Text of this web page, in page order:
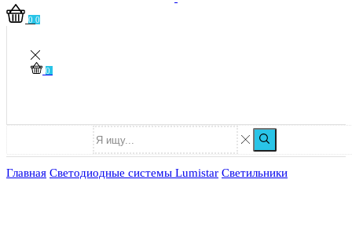
0 0
0
Главная Светодиодные системы Lumistar Светильники